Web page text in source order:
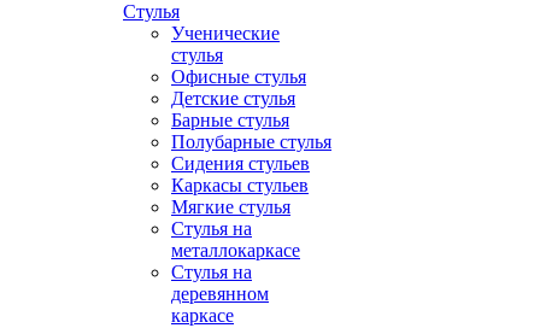
Стулья
Ученические
стулья
Офисные стулья
Детские стулья
Барные стулья
Полубарные стулья
Сидения стульев
Каркасы стульев
Мягкие стулья
Стулья на
металлокаркасе
Стулья на
деревянном
каркасе